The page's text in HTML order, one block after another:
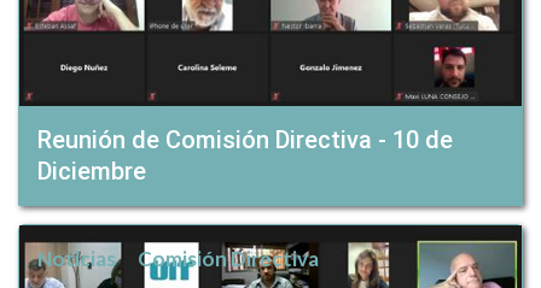
Reunión de Comisión Directiva - 10 de
Diciembre
Noticias Comisión Directiva